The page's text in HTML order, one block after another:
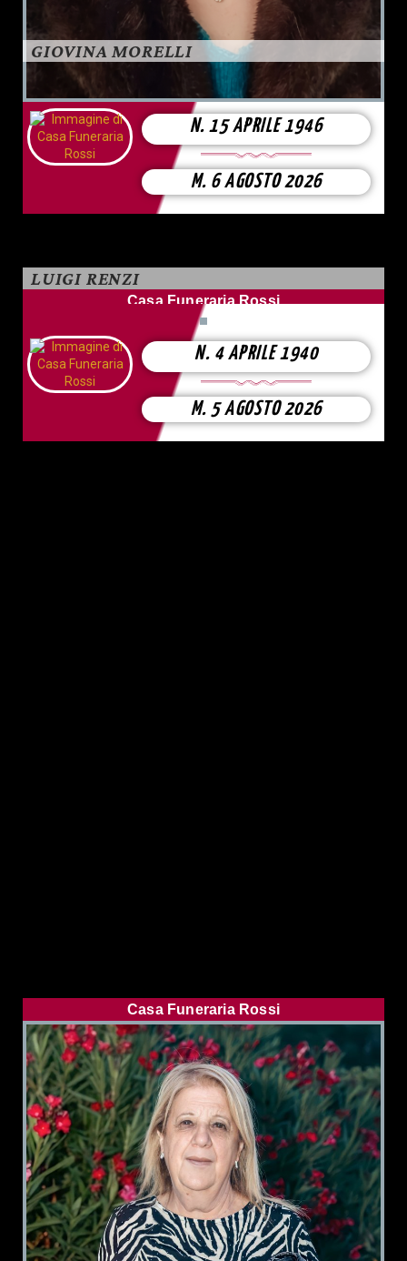
GIOVINA MORELLI
N. 15 APRILE 1946
M. 6 AGOSTO 2026
Casa Funeraria Rossi
LUIGI RENZI
N. 4 APRILE 1940
M. 5 AGOSTO 2026
Casa Funeraria Rossi